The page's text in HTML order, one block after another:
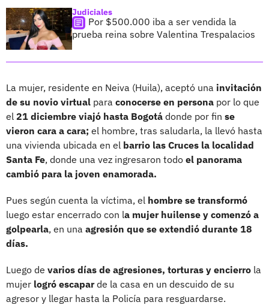
Judiciales
Por $500.000 iba a ser vendida la
prueba reina sobre Valentina Trespalacios
La mujer, residente en Neiva (Huila), aceptó una invitación
de su novio virtual para conocerse en persona por lo que
el 21 diciembre viajó hasta Bogotá donde por fin se
vieron cara a cara; el hombre, tras saludarla, la llevó hasta
una vivienda ubicada en el barrio las Cruces la localidad
Santa Fe, donde una vez ingresaron todo el panorama
cambió para la joven enamorada.
Pues según cuenta la víctima, el hombre se transformó
luego estar encerrado con la mujer huilense y comenzó a
golpearla, en una agresión que se extendió durante 18
días.
Luego de varios días de agresiones, torturas y encierro la
mujer logró escaparde la casa en un descuido de su
agresor y llegar hasta la Policía para resguardarse.